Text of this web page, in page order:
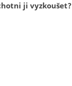
ji vyzkoušet?